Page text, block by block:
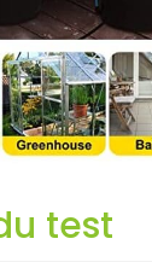
de
des
test